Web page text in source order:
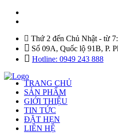
Thứ 2 đến Chủ Nhật - từ
Số 09A, Quốc lộ 91B, P.
Hotline: 0949 243 888
TRANG CHỦ
SẢN PHẨM
GIỚI THIỆU
TIN TỨC
ĐẶT HẸN
LIÊN HỆ